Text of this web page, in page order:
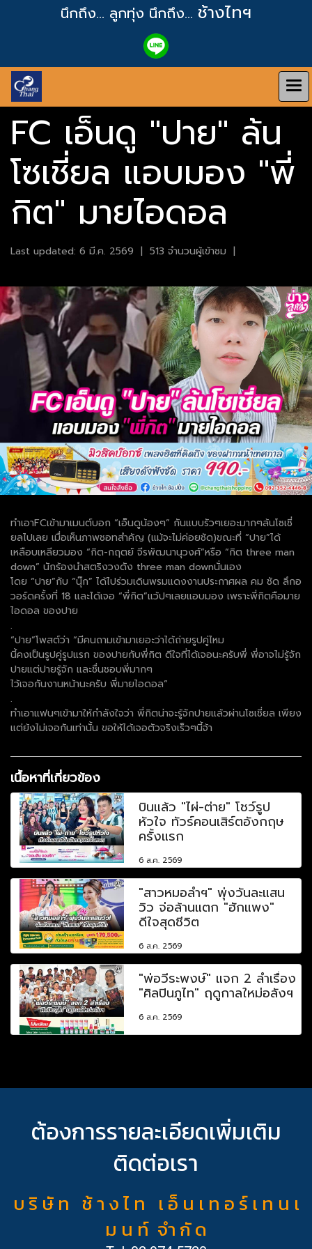
นึกถึง... ลูกทุ่ง นึกถึง... ช้างไทฯ
FC เอ็นดู "ปาย" ล้น
โซเชี่ยล แอบมอง "พี่
กิต" มายไอดอล
Last updated: 6 มี.ค. 2569 | 513 จำนวนผู้เข้าชม |
ทำเอาFCเข้ามาเมนต์บอก “เอ็นดูน้องๆ” กันแบบรัวๆเยอะมากๆล้นโซเชี่
ยลไปเลย เมื่อเห็นภาพชอทสำคัญ (แม้จะไม่ค่อยชัด)ขณะที่ “ปาย”ได้
เหลือบเหลียวมอง “กิต-กฤตย์ จีรพัฒนานุวงศ์”หรือ “กิต three man
down” นักร้องนำสตริงวงดัง three man downนั่นเอง
โดย “ปาย”กับ “นุ๊ก” ได้ไปร่วมเดินพรมแดงงานประกาศผล คม ชัด ลึกอ
วอร์ดครั้งที่ 18 และได้เจอ “พี่กิต”แว้ปๆเลยแอบมอง เพราะพี่กิตคือมาย
ไอดอล ของปาย
.
“ปาย”โพสต์ว่า “มีคนถามเข้ามาเยอะว่าได้ถ่ายรูปคู่ไหม
นี้คงเป็นรูปคู่รูปแรก ของปายกับพี่กิต ดีใจที่ได้เจอนะครับพี่ พี่อาจไม่รู้จัก
ปายแต่ปายรู้จัก และชื่นชอบพี่มากๆ
ไว้เจอกันงานหน้านะครับ พี่มายไอดอล”
.
ทำเอาแฟนๆเข้ามาให้กำลังใจว่า พี่กิตน่าจะรู้จักปายแล้วผ่านโซเชี่ยล เพียง
แต่ย้งไม่เจอกันเท่านั้น ขอให้ได้เจอตัวจริงเร็วๆนี้จ้า
เนื้อหาที่เกี่ยวข้อง
บินแล้ว "ไผ่-ต่าย" โชว์รูป
หัวใจ ทัวร์คอนเสิร์ตอังกฤษ
ครั้งแรก
6 ส.ค. 2569
"สาวหมอลำฯ" พุ่งวันละแสน
วิว จ่อล้านแตก "ฮักแพง"
ดีใจสุดชีวิต
6 ส.ค. 2569
"พ่อวีระพงษ์" แจก 2 ลำเรื่อง
"ศิลปินภูไท" ฤดูกาลใหม่อลังฯ
6 ส.ค. 2569
ต้องการรายละเอียดเพิ่มเติม
ติดต่อเรา
บ ริ ษั ท ช้ า ง ไ ท เ อ็ น เ ท อ ร์ เ ท น เ
ม น ท์ จำ กั ด